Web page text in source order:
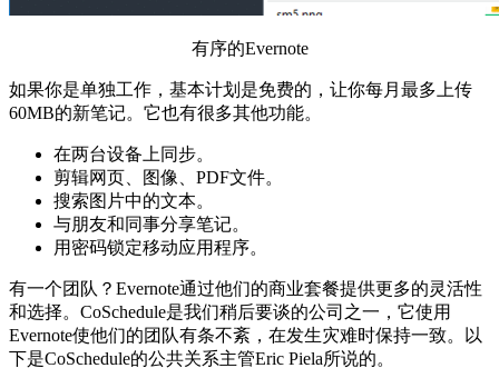
有序的Evernote
如果你是单独工作，基本计划是免费的，让你每月最多上传
60MB的新笔记。它也有很多其他功能。
在两台设备上同步。
剪辑网页、图像、PDF文件。
搜索图片中的文本。
与朋友和同事分享笔记。
用密码锁定移动应用程序。
有一个团队？Evernote通过他们的商业套餐提供更多的灵活性
和选择。CoSchedule是我们稍后要谈的公司之一，它使用
Evernote使他们的团队有条不紊，在发生灾难时保持一致。以
下是CoSchedule的公共关系主管Eric Piela所说的。